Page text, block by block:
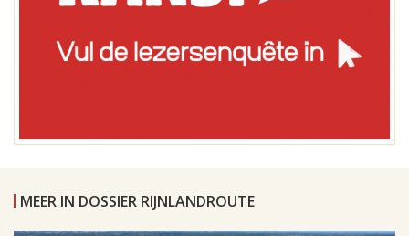
MEER IN DOSSIER RIJNLANDROUTE